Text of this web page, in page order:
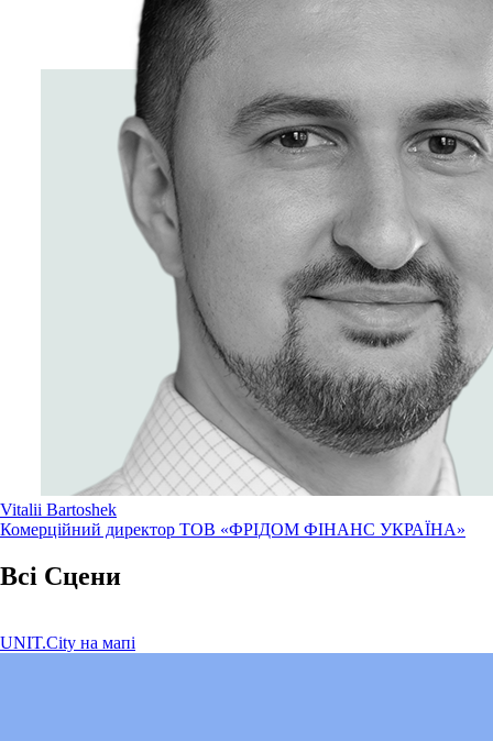
Vitalii Bartoshek
Комерційний директор ТОВ «ФРІДОМ ФІНАНС УКРАЇНА»
Всі Сцени
UNIT.City на мапі